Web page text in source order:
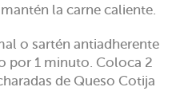
la carne caliente.
o sartén antiadherente
por 1 minuto. Coloca 2
de Queso Cotija